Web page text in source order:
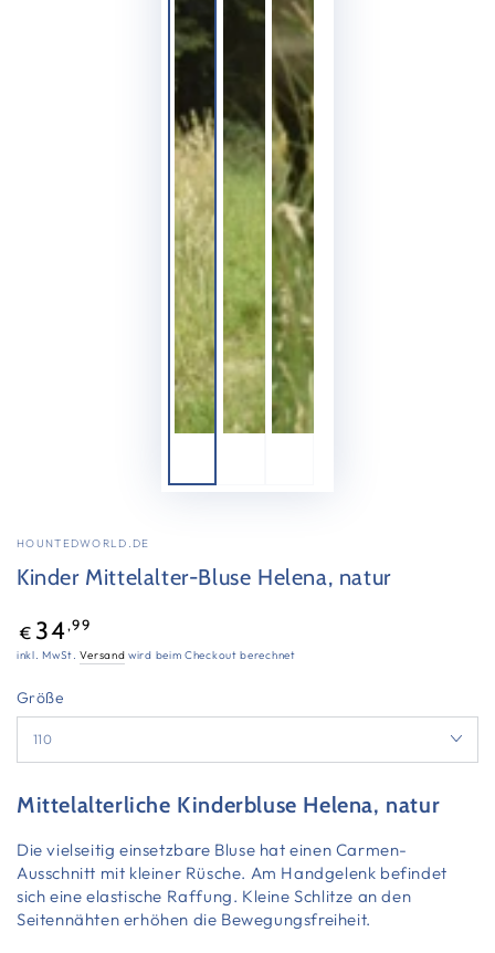
HOUNTEDWORLD.DE
Kinder Mittelalter-Bluse Helena, natur
Regulärer
Preis
€ 34,99
inkl. MwSt.Versand wird beim Checkout berechnet
Größe
Mittelalterliche Kinderbluse Helena, natur
Die vielseitig einsetzbare Bluse hat einen Carmen-
Ausschnitt mit kleiner Rüsche. Am Handgelenk befindet
sich eine elastische Raffung. Kleine Schlitze an den
Seitennähten erhöhen die Bewegungsfreiheit.